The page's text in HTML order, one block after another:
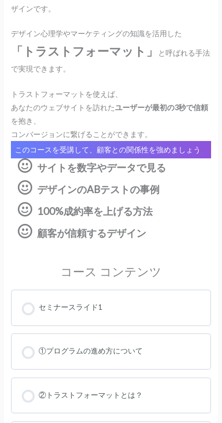
ザインです。
デザイン心理学やマーケティングの知識を活用した
「トラストフォーマット」
と呼ばれる手法
で実現できます。
トラストフォーマットを使えば、
あなたのウェブサイトを訪れたユーザーが最初の3秒で信頼
を抱き、
コンバージョンに繋げることができます。
このコースを受講して、顧客との関係性を強めましょう
サイトを数字やデータで見る
デザインのABテストの事例
100%成約率を上げる方法
顧客が信頼するデザイン
コース コンテンツ
セミナースライド1
①プログラムの進め方について
②トラストフォーマットとは？